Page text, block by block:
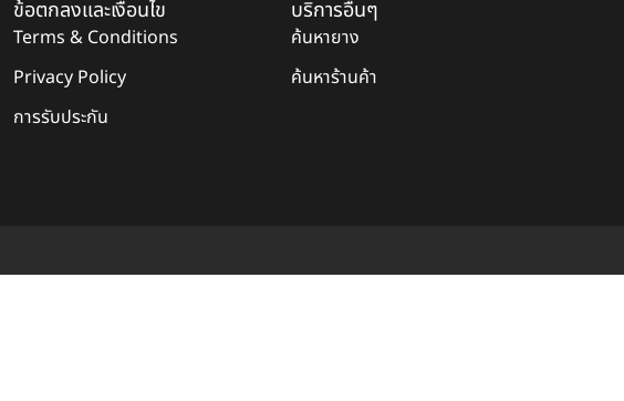
ข้อตกลงและเงื่อนไข
Terms & Conditions
Privacy Policy
การรับประกัน
บริการอื่นๆ
ค้นหายาง
ค้นหาร้านค้า